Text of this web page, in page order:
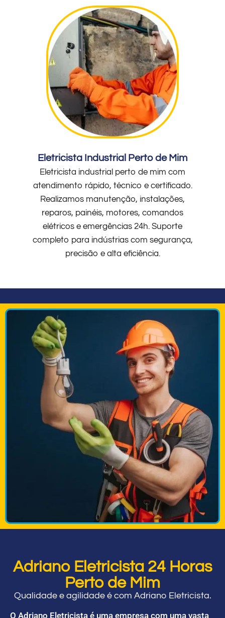
Eletricista Industrial Perto de Mim
Eletricista industrial perto de mim com
atendimento rápido, técnico e certificado.
Realizamos manutenção, instalações,
reparos, painéis, motores, comandos
elétricos e emergências 24h. Suporte
completo para indústrias com segurança,
precisão e alta eficiência.
Adriano Eletricista 24 Horas
Perto de Mim
Qualidade e agilidade é com Adriano Eletricista.
O Adriano Eletricista é uma empresa com uma vasta